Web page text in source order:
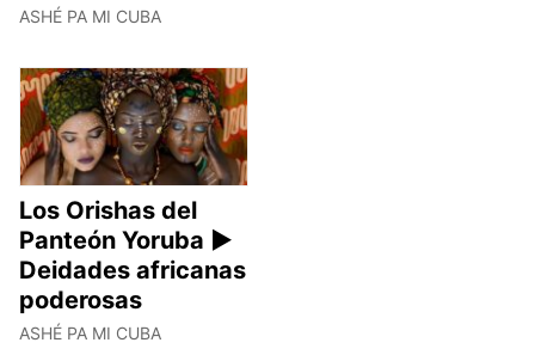
ASHÉ PA MI CUBA
Los Orishas del
Panteón Yoruba ►
Deidades africanas
poderosas
ASHÉ PA MI CUBA